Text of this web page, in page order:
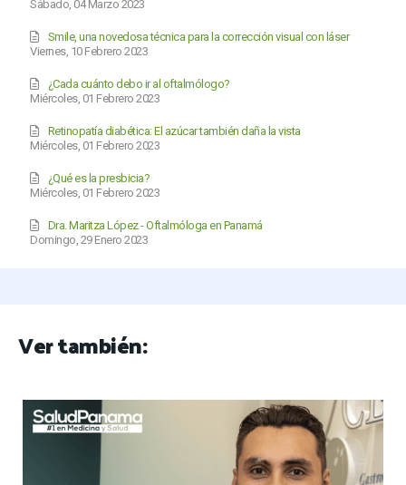
Sábado, 04 Marzo 2023
Viernes, 10 Febrero 2023
Smile, una novedosa técnica para la corrección visual con láser
Miércoles, 01 Febrero 2023
¿Cada cuánto debo ir al oftalmólogo?
Miércoles, 01 Febrero 2023
Retinopatía diabética: El azúcar también daña la vista
Miércoles, 01 Febrero 2023
¿Qué es la presbicia?
Domingo, 29 Enero 2023
Dra. Maritza López - Oftalmóloga en Panamá
Ver también: